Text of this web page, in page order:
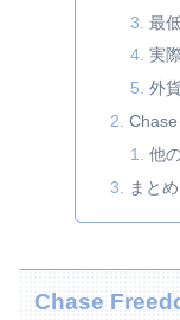
最
実
外
他
まとめ
Chase